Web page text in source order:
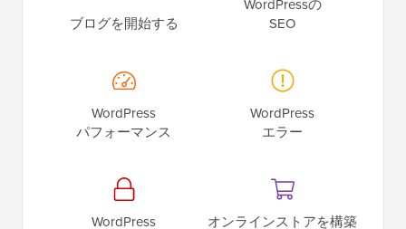
ブログを開始する
SEO
WordPress
パフォーマンス
WordPress
エラー
WordPress オンラインストアを構築